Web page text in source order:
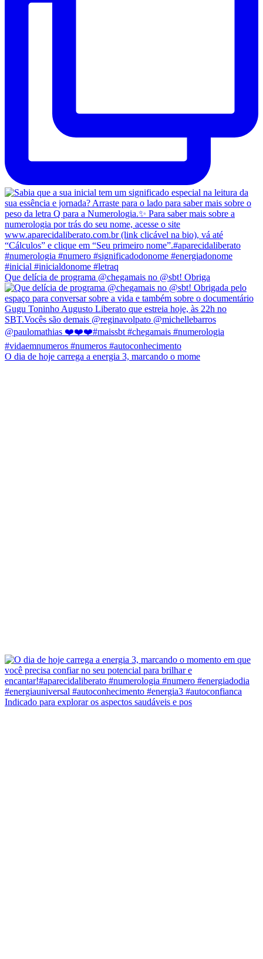
Que delícia de programa @chegamais no @sbt! Obriga
O dia de hoje carrega a energia 3, marcando o mome
Indicado para explorar os aspectos saudáveis e pos